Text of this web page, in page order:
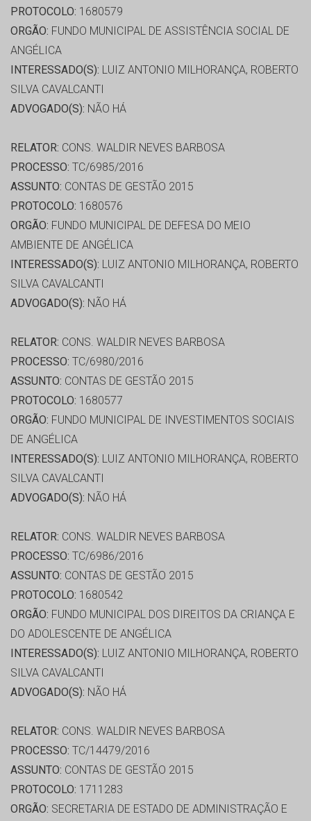
PROTOCOLO: 1680579
ORGÃO: FUNDO MUNICIPAL DE ASSISTÊNCIA SOCIAL DE
ANGÉLICA
INTERESSADO(S): LUIZ ANTONIO MILHORANÇA, ROBERTO
SILVA CAVALCANTI
ADVOGADO(S): NÃO HÁ
RELATOR: CONS. WALDIR NEVES BARBOSA
PROCESSO: TC/6985/2016
ASSUNTO: CONTAS DE GESTÃO 2015
PROTOCOLO: 1680576
ORGÃO: FUNDO MUNICIPAL DE DEFESA DO MEIO
AMBIENTE DE ANGÉLICA
INTERESSADO(S): LUIZ ANTONIO MILHORANÇA, ROBERTO
SILVA CAVALCANTI
ADVOGADO(S): NÃO HÁ
RELATOR: CONS. WALDIR NEVES BARBOSA
PROCESSO: TC/6980/2016
ASSUNTO: CONTAS DE GESTÃO 2015
PROTOCOLO: 1680577
ORGÃO: FUNDO MUNICIPAL DE INVESTIMENTOS SOCIAIS
DE ANGÉLICA
INTERESSADO(S): LUIZ ANTONIO MILHORANÇA, ROBERTO
SILVA CAVALCANTI
ADVOGADO(S): NÃO HÁ
RELATOR: CONS. WALDIR NEVES BARBOSA
PROCESSO: TC/6986/2016
ASSUNTO: CONTAS DE GESTÃO 2015
PROTOCOLO: 1680542
ORGÃO: FUNDO MUNICIPAL DOS DIREITOS DA CRIANÇA E
DO ADOLESCENTE DE ANGÉLICA
INTERESSADO(S): LUIZ ANTONIO MILHORANÇA, ROBERTO
SILVA CAVALCANTI
ADVOGADO(S): NÃO HÁ
RELATOR: CONS. WALDIR NEVES BARBOSA
PROCESSO: TC/14479/2016
ASSUNTO: CONTAS DE GESTÃO 2015
PROTOCOLO: 1711283
ORGÃO: SECRETARIA DE ESTADO DE ADMINISTRAÇÃO E